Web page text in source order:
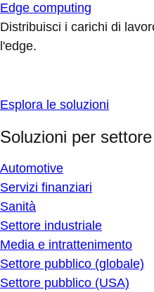
Edge computing
Distribuisci i carichi di
l'edge.
Esplora le soluzioni
Soluzioni per settore
Automotive
Servizi finanziari
Sanità
Settore industriale
Media e intrattenimento
Settore pubblico (globale)
Settore pubblico (USA)